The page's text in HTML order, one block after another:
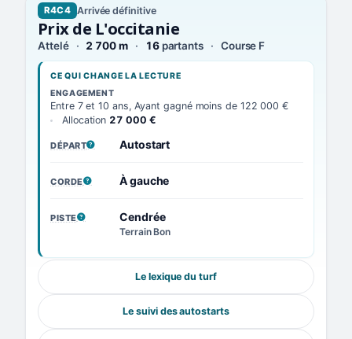
R4C4 Arrivée définitive
Prix de L'occitanie
Attelé 2 700 m 16partants Course F
CE QUI CHANGE LA LECTURE
ENGAGEMENT
Entre 7 et 10 ans, Ayant gagné moins de 122 000 €
Allocation 27 000 €
DÉPART
, VOIR LA DÉFINITIONAutostart
CORDE
, VOIR LA DÉFINITION
À gauche
PISTE
, VOIR LA DÉFINITION
Cendrée
Terrain Bon
Le lexique du turf
Le suivi des autostarts